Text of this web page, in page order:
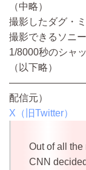
（中略）
撮影したダグ・
撮影できるソニ
1/8000秒のシャ
（以下略）
配信元）
X（旧Twitter）
Out of all the
CNN